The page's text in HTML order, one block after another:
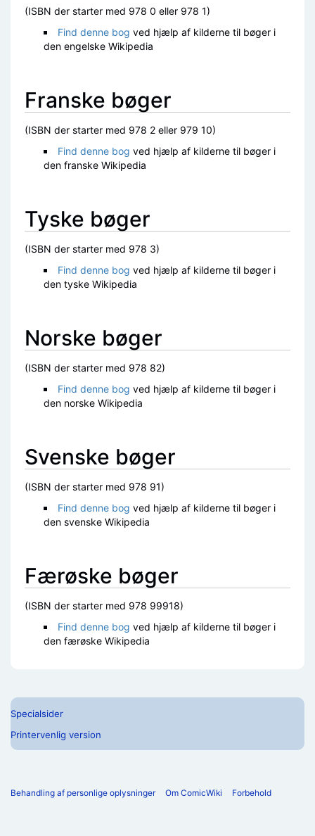
(ISBN der starter med 978 0 eller 978 1)
Find denne bog ved hjælp af kilderne til bøger i
den engelske Wikipedia
Franske bøger
(ISBN der starter med 978 2 eller 979 10)
Find denne bog ved hjælp af kilderne til bøger i
den franske Wikipedia
Tyske bøger
(ISBN der starter med 978 3)
Find denne bog ved hjælp af kilderne til bøger i
den tyske Wikipedia
Norske bøger
(ISBN der starter med 978 82)
Find denne bog ved hjælp af kilderne til bøger i
den norske Wikipedia
Svenske bøger
(ISBN der starter med 978 91)
Find denne bog ved hjælp af kilderne til bøger i
den svenske Wikipedia
Færøske bøger
(ISBN der starter med 978 99918)
Find denne bog ved hjælp af kilderne til bøger i
den færøske Wikipedia
Specialsider
Printervenlig version
Behandling af personlige oplysninger Om ComicWiki Forbehold